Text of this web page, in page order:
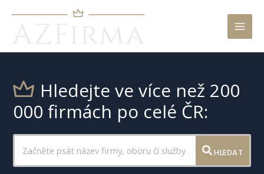
Hledejte ve více než 200
000 firmách po celé ČR:
HLEDAT